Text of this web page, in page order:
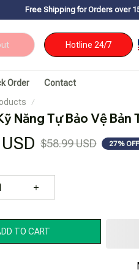
for Orders over 150USDㅤ✨ Chúc
Hotline 24/7
Order
Contact
Năng Tự Bảo Vệ Bản
$58.99 USD 27% OFF
TO CART